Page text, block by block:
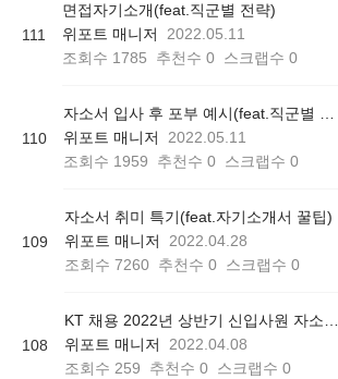
111
면접자기소개(feat.직군별 전략)
위포트 매니저
2022.05.11
조회수 1785 추천수 0 스크랩수 0
110
자소서 입사 후 포부 예시(feat.직군별 작성법)
위포트 매니저
2022.05.11
조회수 1959 추천수 0 스크랩수 0
109
자소서 취미 특기(feat.자기소개서 꿀팁)
위포트 매니저
2022.04.28
조회수 7260 추천수 0 스크랩수 0
108
KT 채용 2022년 상반기 신입사원 자소서 작성방법
위포트 매니저
2022.04.08
조회수 259 추천수 0 스크랩수 0